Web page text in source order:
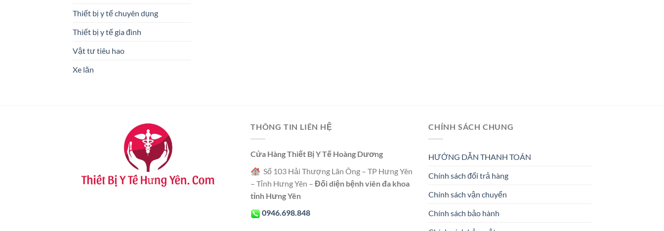
Thiết bị y tế chuyên dụng
Thiết bị y tế gia đình
Vật tư tiêu hao
Xe lăn
THÔNG TIN LIÊN HỆ
Cửa Hàng Thiết Bị Y Tế Hoàng Dương
Số 103 Hải Thượng Lãn Ông – TP Hưng Yên
– Tỉnh Hưng Yên – Đối diện bệnh viên đa khoa
tỉnh Hưng Yên
0946.698.848
CHÍNH SÁCH CHUNG
HƯỚNG DẪN THANH TOÁN
Chính sách đổi trả hàng
Chính sách vận chuyển
Chính sách bảo hành